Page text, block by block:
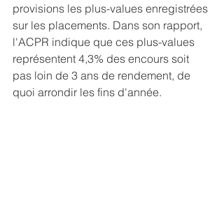
provisions les plus-values enregistrées
sur les placements. Dans son rapport,
l'ACPR indique que ces plus-values
représentent 4,3% des encours soit
pas loin de 3 ans de rendement, de
quoi arrondir les fins d'année.